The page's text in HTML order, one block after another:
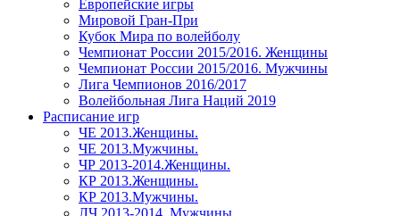
Европейские игры
Мировой Гран-При
Кубок Мира по волейболу
Чемпионат России 2015/2016. Женщины
Чемпионат России 2015/2016. Мужчины
Лига Чемпионов 2016/2017
Волейбольная Лига Наций 2019
Расписание игр
ЧЕ 2013.Женщины.
ЧЕ 2013.Мужчины.
ЧР 2013-2014.Женщины.
КР 2013.Женщины.
КР 2013.Мужчины.
ЛЧ 2013-2014. Мужчины